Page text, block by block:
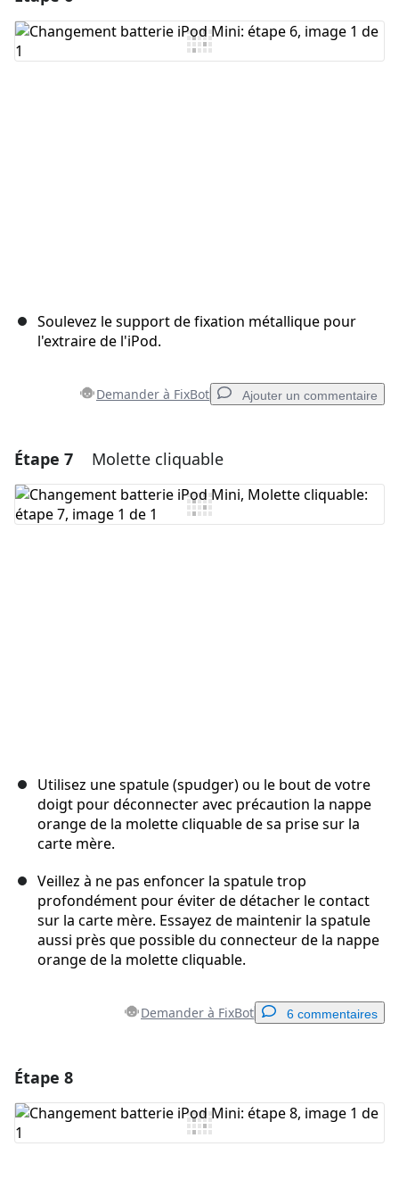
Ajouter un commentaire
Soulevez le support de fixation métallique pour
l'extraire de l'iPod.
Demander à FixBot Ajouter un commentaire
Ajouter un commentaire
Ajouter un commentaire
Étape 7 Molette cliquable
Utilisez une spatule (spudger) ou le bout de votre
doigt pour déconnecter avec précaution la nappe
orange de la molette cliquable de sa prise sur la
carte mère.
Veillez à ne pas enfoncer la spatule trop
profondément pour éviter de détacher le contact
sur la carte mère. Essayez de maintenir la spatule
aussi près que possible du connecteur de la nappe
orange de la molette cliquable.
Demander à FixBot 6 commentaires
Ajouter un commentaire
Étape 8